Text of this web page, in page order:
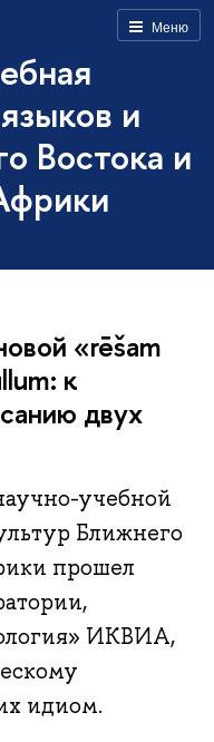
Меню
и
Востока и
«rēšam
к
двух
учебной
Ближнего
прошел
ИКВИА,
идиом.